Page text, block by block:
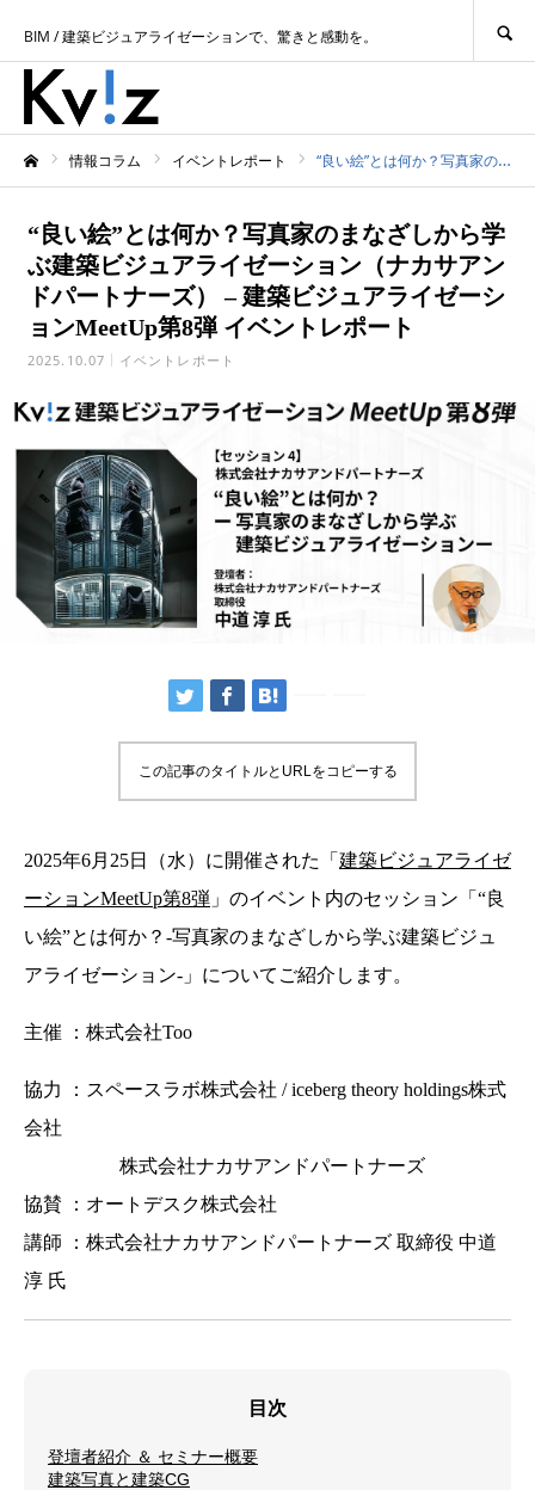
BIM / 建築ビジュアライゼーションで、驚きと感動を。
情報コラム イベントレポート “良い絵”とは何か？写真家のまなざしから学ぶ建築ビジュアライゼーション（ナカサアンドパートナーズ） – 建築ビジュアライゼーションMeetUp第8弾 イベントレポート
“良い絵”とは何か？写真家のまなざしから学
ぶ建築ビジュアライゼーション（ナカサアン
ドパートナーズ） – 建築ビジュアライゼーシ
ョンMeetUp第8弾 イベントレポート
2025.10.07 イベントレポート
この記事のタイトルとURLをコピーする
2025年6月25日（水）に開催された「 建築ビジュアライゼ
ーションMeetUp第8弾 」のイベント内のセッション「“良
い絵”とは何か？-写真家のまなざしから学ぶ建築ビジュ
アライゼーション-」についてご紹介します。
主催 ：株式会社Too
協力 ：スペースラボ株式会社 / iceberg theory holdings株式
会社
株式会社ナカサアンドパートナーズ
協賛 ：オートデスク株式会社
講師 ：株式会社ナカサアンドパートナーズ 取締役 中道
淳 氏
目次
登壇者紹介 ＆ セミナー概要
建築写真と建築CG